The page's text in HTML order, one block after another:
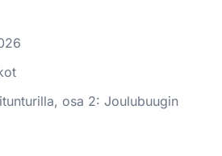
osa 2: Joulubuugin